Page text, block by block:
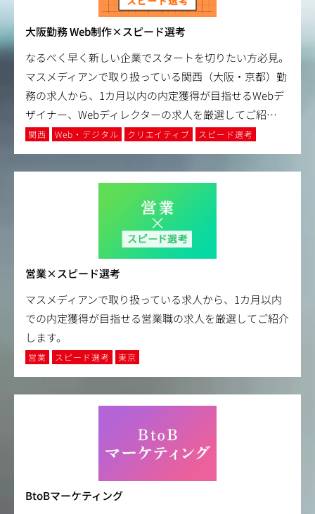
大阪勤務 Web制作×スピード選考
なるべく早く新しい企業でスタートを切りたい方必見。
マスメディアンで取り扱っている関西（大阪・京都）勤
務の求人から、1カ月以内の内定獲得が目指せるWebデ
ザイナー、Webディレクターの求人を厳選してご紹…
関西 Web・デジタル クリエイティブ スピード選考
営業×スピード選考
マスメディアンで取り扱っている求人から、1カ月以内
での内定獲得が目指せる営業職の求人を厳選してご紹介
します。
営業 スピード選考 東京
BtoBマーケティング